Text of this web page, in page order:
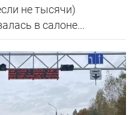
не тысячи)
в салоне...